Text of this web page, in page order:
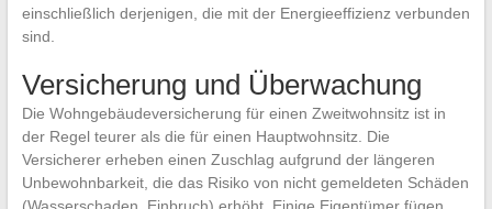
einschließlich derjenigen, die mit der Energieeffizienz verbunden
sind.
Versicherung und Überwachung
Die Wohngebäudeversicherung für einen Zweitwohnsitz ist in
der Regel teurer als die für einen Hauptwohnsitz. Die
Versicherer erheben einen Zuschlag aufgrund der längeren
Unbewohnbarkeit, die das Risiko von nicht gemeldeten Schäden